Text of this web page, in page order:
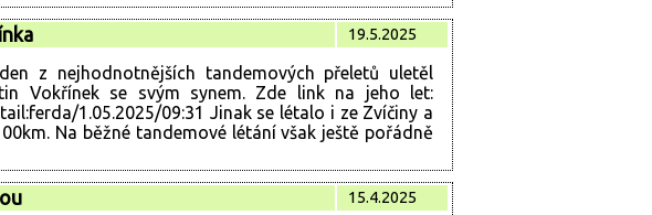
19.5.2025
z nejhodnotnějších tandemových přeletů uletěl
Vokřínek se svým synem. Zde link na jeho let:
1.05.2025/09:31 Jinak se létalo i ze Zvíčiny a
Na běžné tandemové létání však ještě pořádně
15.4.2025